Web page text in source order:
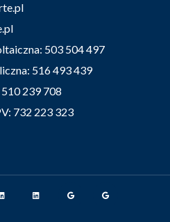
503 504 497
516 493 439
510 239 708
732 223 323